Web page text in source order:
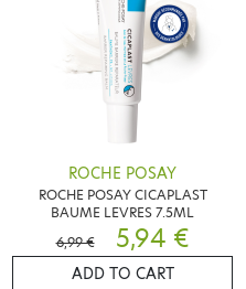
ROCHE POSAY
ROCHE POSAY CICAPLAST
BAUME LEVRES 7.5ML
6,99 €
5,94 €
ADD TO CART